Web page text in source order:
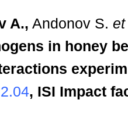
A., Andonov S.
in honey
, ISI Impact